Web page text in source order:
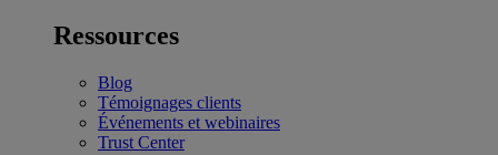
Ressources
Blog
Témoignages clients
Événements et webinaires
Trust Center